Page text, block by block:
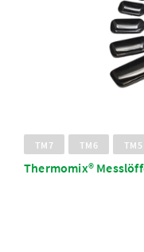
TM7 TM6 TM5
Thermomix®